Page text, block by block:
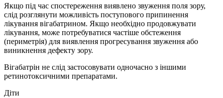
Якщо під час спостереження виявлено звуження поля зору,
слід розглянути можливість поступового припинення
лікування вігабатрином. Якщо необхідно продовжувати
лікування, може потребуватися частіше обстеження
(периметрія) для виявлення прогресування звуження або
виникнення дефекту зору.
Вігабатрін не слід застосовувати одночасно з іншими
ретинотоксичними препаратами.
Діти